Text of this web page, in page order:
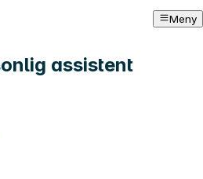
Meny
assistent